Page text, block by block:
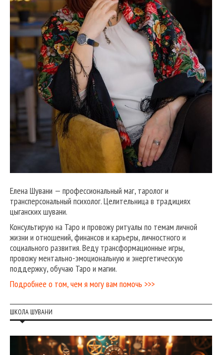
Елена Шувани — профессиональный маг, таролог и
трансперсональный психолог. Целительница в традициях
цыганских шувани.
Консультирую на Таро и провожу ритуалы по темам личной
жизни и отношений, финансов и карьеры, личностного и
социального развития. Веду трансформационные игры,
провожу ментально-эмоциональную и энергетическую
поддержку, обучаю Таро и магии.
Подробнее о том, чем я могу вам помочь >>>
ШКОЛА ШУВАНИ